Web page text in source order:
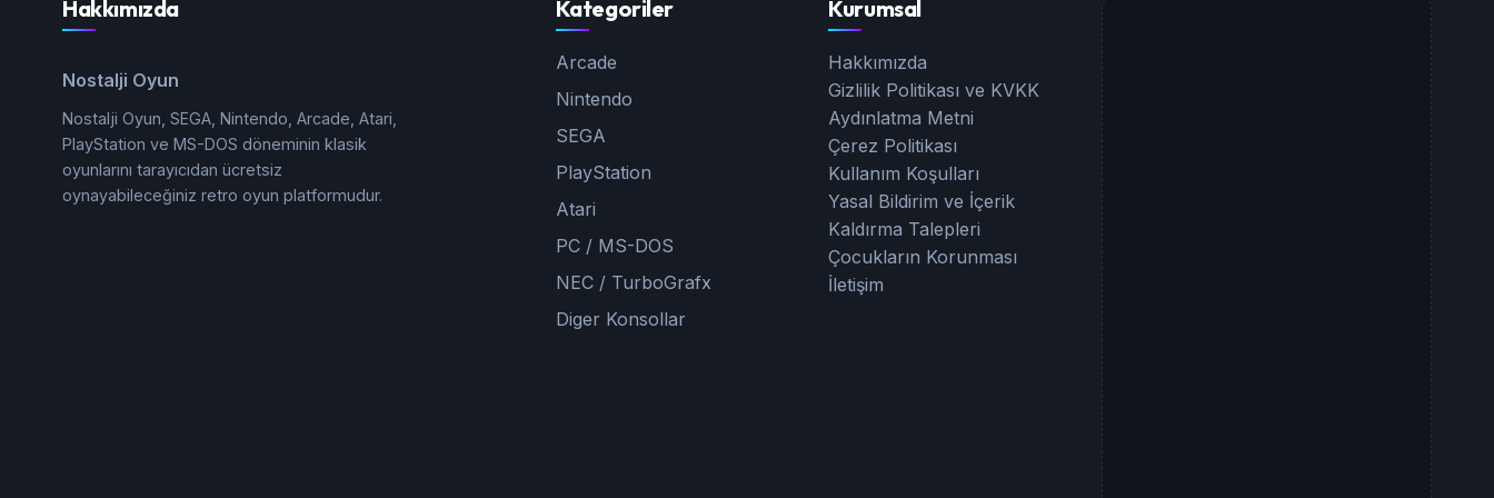
Hakkımızda
Nostalji Oyun
Nostalji Oyun, SEGA, Nintendo, Arcade, Atari,
PlayStation ve MS-DOS döneminin klasik
oyunlarını tarayıcıdan ücretsiz
oynayabileceğiniz retro oyun platformudur.
Kategoriler
Arcade
Nintendo
SEGA
PlayStation
Atari
PC / MS-DOS
NEC / TurboGrafx
Diger Konsollar
Kurumsal
Hakkımızda
Gizlilik Politikası ve KVKK
Aydınlatma Metni
Çerez Politikası
Kullanım Koşulları
Yasal Bildirim ve İçerik
Kaldırma Talepleri
Çocukların Korunması
İletişim